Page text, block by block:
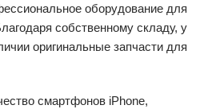
оборудование для
собственному складу, у
оригинальные запчасти для
смартфонов iPhone,